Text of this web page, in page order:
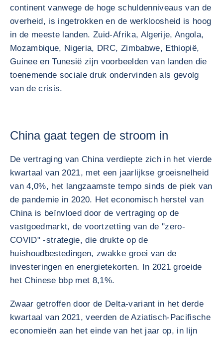
continent vanwege de hoge schuldenniveaus van de
overheid, is ingetrokken en de werkloosheid is hoog
in de meeste landen. Zuid-Afrika, Algerije, Angola,
Mozambique, Nigeria, DRC, Zimbabwe, Ethiopië,
Guinee en Tunesië zijn voorbeelden van landen die
toenemende sociale druk ondervinden als gevolg
van de crisis.
China gaat tegen de stroom in
De vertraging van China verdiepte zich in het vierde
kwartaal van 2021, met een jaarlijkse groeisnelheid
van 4,0%, het langzaamste tempo sinds de piek van
de pandemie in 2020. Het economisch herstel van
China is beïnvloed door de vertraging op de
vastgoedmarkt, de voortzetting van de "zero-
COVID" -strategie, die drukte op de
huishoudbestedingen, zwakke groei van de
investeringen en energietekorten. In 2021 groeide
het Chinese bbp met 8,1%.
Zwaar getroffen door de Delta-variant in het derde
kwartaal van 2021, veerden de Aziatisch-Pacifische
economieën aan het einde van het jaar op, in lijn